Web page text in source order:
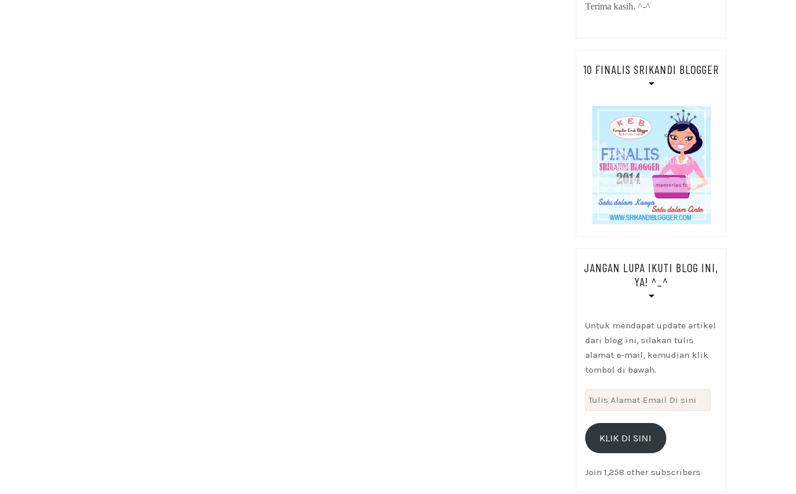
Terima kasih. ^-^
10 FINALIS SRIKANDI BLOGGER
JANGAN LUPA IKUTI BLOG INI,
YA! ^_^
Untuk mendapat update artikel
dari blog ini, silakan tulis
alamat e-mail, kemudian klik
tombol di bawah.
Tulis
Alamat
Email
KLIK DI SINI
Join 1,258 other subscribers